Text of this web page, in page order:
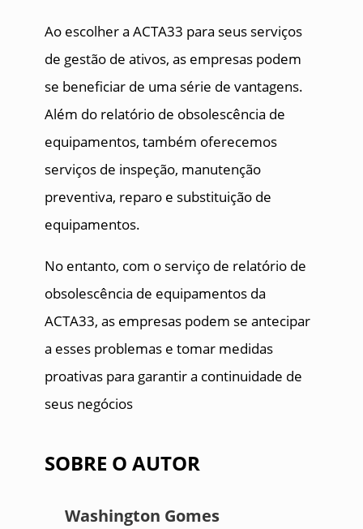
Ao escolher a ACTA33 para seus serviços
de gestão de ativos, as empresas podem
se beneficiar de uma série de vantagens.
Além do relatório de obsolescência de
equipamentos, também oferecemos
serviços de inspeção, manutenção
preventiva, reparo e substituição de
equipamentos.
No entanto, com o serviço de relatório de
obsolescência de equipamentos da
ACTA33, as empresas podem se antecipar
a esses problemas e tomar medidas
proativas para garantir a continuidade de
seus negócios
SOBRE O AUTOR
Washington Gomes